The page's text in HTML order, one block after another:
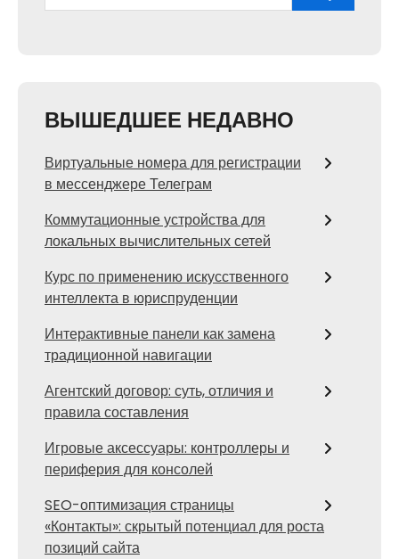
ВЫШЕДШЕЕ НЕДАВНО
Виртуальные номера для регистрации
в мессенджере Телеграм
Коммутационные устройства для
локальных вычислительных сетей
Курс по применению искусственного
интеллекта в юриспруденции
Интерактивные панели как замена
традиционной навигации
Агентский договор: суть, отличия и
правила составления
Игровые аксессуары: контроллеры и
периферия для консолей
SEO-оптимизация страницы
«Контакты»: скрытый потенциал для роста
позиций сайта